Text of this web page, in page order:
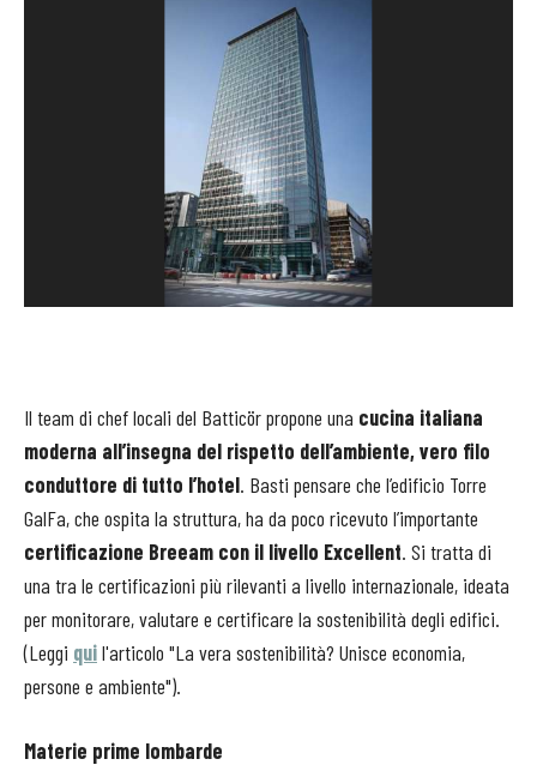
Il team di chef locali del Batticör propone una cucina italiana
moderna all’insegna del rispetto dell’ambiente, vero filo
conduttore di tutto l’hotel. Basti pensare che l’edificio Torre
GalFa, che ospita la struttura, ha da poco ricevuto l’importante
certificazione Breeam con il livello Excellent. Si tratta di
una tra le certificazioni più rilevanti a livello internazionale, ideata
per monitorare, valutare e certificare la sostenibilità degli edifici.
(Leggi quil'articolo "La vera sostenibilità? Unisce economia,
persone e ambiente").
Materie prime lombarde